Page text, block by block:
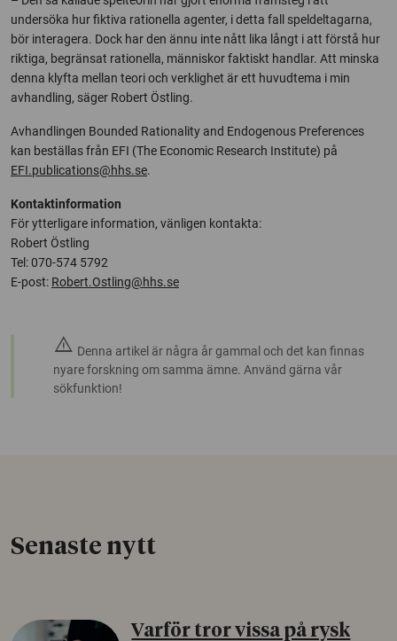
undersöka hur fiktiva rationella agenter, i detta fall speldeltagarna,
bör interagera. Dock har den ännu inte nått lika långt i att förstå hur
riktiga, begränsat rationella, människor faktiskt handlar. Att minska
denna klyfta mellan teori och verklighet är ett huvudtema i min
avhandling, säger Robert Östling.
Avhandlingen Bounded Rationality and Endogenous Preferences
kan beställas från EFI (The Economic Research Institute) på
EFI.publications@hhs.se.
Kontaktinformation
För ytterligare information, vänligen kontakta:
Robert Östling
Tel: 070-574 5792
E-post: Robert.Ostling@hhs.se
warning Denna artikel är några år gammal och det kan finnas
nyare forskning om samma ämne. Använd gärna vår
sökfunktion!
Senaste nytt
Varför tror vissa på rysk